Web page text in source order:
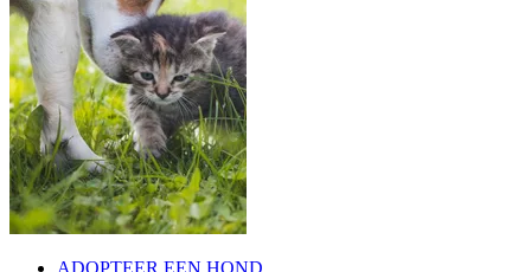
ADOPTEER EEN HOND